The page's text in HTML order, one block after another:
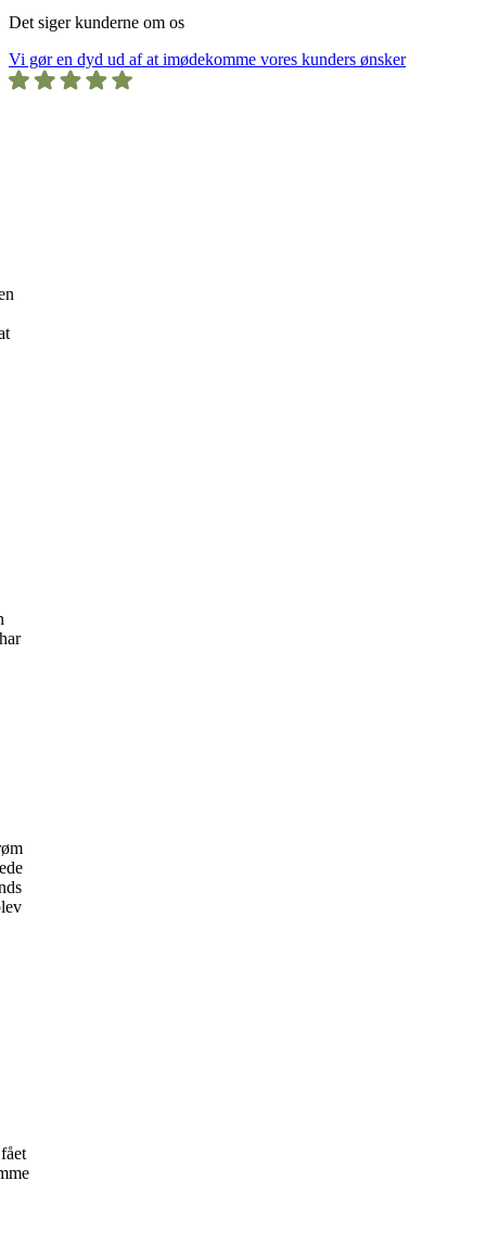
Det siger kunderne om os
Vi gør en dyd ud af at imødekomme vores kunders ønsker